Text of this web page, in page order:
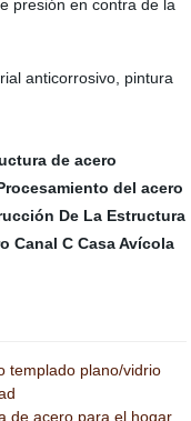
presión en contra de la
anticorrosivo, pintura
de acero
del acero
De La Estructura
Canal C Casa Avícola
templado plano/vidrio
de acero para el hogar